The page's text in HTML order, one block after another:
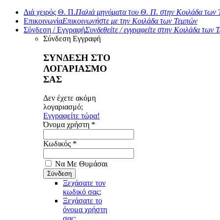
Διά χειρός Θ. Π.Παλιά μηνύματα του Θ. Π. στην Κοιλάδα των
ΕπικοινωνίαΕπικοινωνήστε με την Κοιλάδα των Τεμπών
Σύνδεση / ΕγγραφήΣυνδεθείτε / εγγραφείτε στην Κοιλάδα των
Σύνδεση Εγγραφή
ΣΥΝΔΕΣΗ ΣΤΟ
ΛΟΓΑΡΙΑΣΜΟ
ΣΑΣ
Δεν έχετε ακόμη
λογαριασμό;
Εγγραφείτε τώρα!
Όνομα χρήστη *
Κωδικός *
Να Με Θυμάσαι
Ξεχάσατε τον
κωδικό σας;
Ξεχάσατε το
όνομα χρήστη